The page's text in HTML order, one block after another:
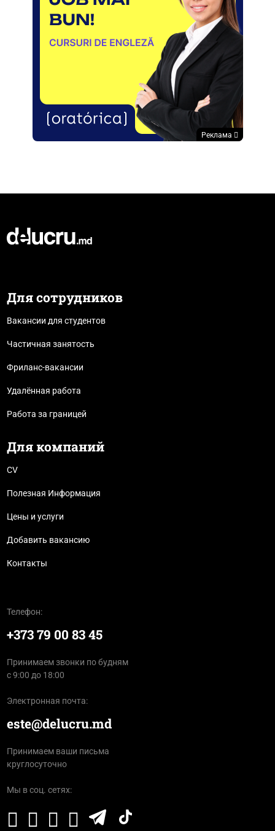
Реклама
Для сотрудников
Вакансии для студентов
Частичная занятость
Фриланс-вакансии
Удалённая работа
Работа за границей
Для компаний
CV
Полезная Информация
Цены и услуги
Добавить вакансию
Контакты
Телефон:
+373 79 00 83 45
Принимаем звонки по будням
с 9:00 до 18:00
Электронная почта:
este@delucru.md
Принимаем ваши письма
круглосуточно
Мы в соц. сетях: